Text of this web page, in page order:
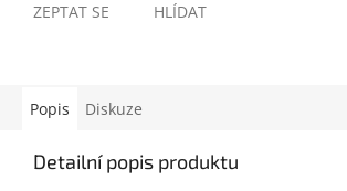
ZEPTAT SE HLÍDAT
Popis Diskuze
Detailní popis produktu